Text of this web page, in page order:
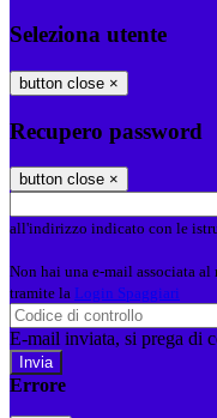
Seleziona utente
button close ×
Recupero password
button close ×
all'indirizzo indicato con le
Non hai una e-mail associata
tramite la Login Spaggiari
E-mail inviata, si prega di
Errore